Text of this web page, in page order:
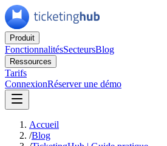
Produit
FonctionnalitésSecteursBlog
Ressources
Tarifs
ConnexionRéserver une démo
Accueil
/Blog